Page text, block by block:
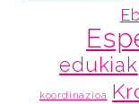
edukiak
koordinazioa